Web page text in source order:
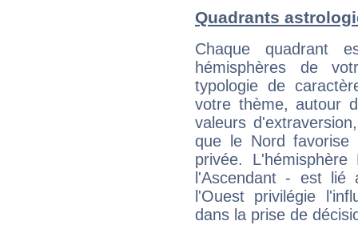
Quadrants
Chaque quadrant
hémisphères de
typologie de
votre thème, autour
valeurs
que le Nord favorise
privée.
l'Ascendant - est
l'Ouest privilégie
dans la prise de